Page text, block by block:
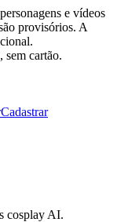
e vídeos
provisórios. A
sem cartão.
Cadastrar
cosplay AI.